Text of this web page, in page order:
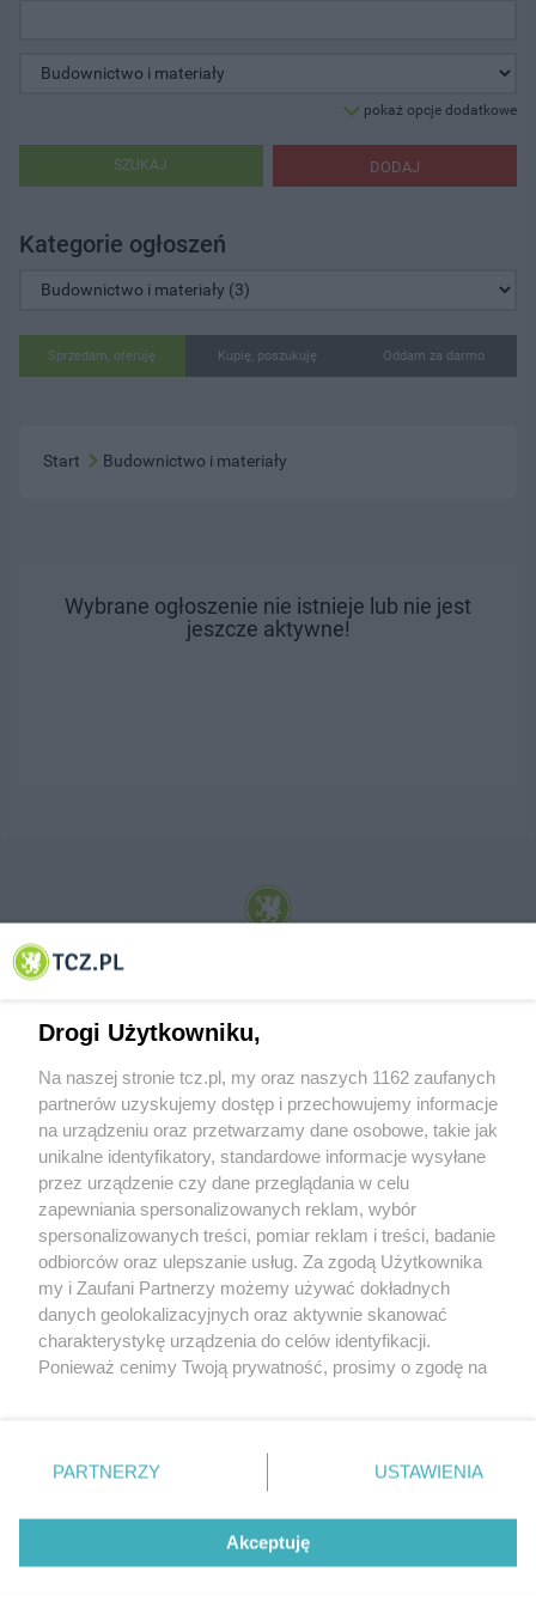
pokaż opcje dodatkowe
DODAJ
SZUKAJ
Kategorie ogłoszeń
Sprzedam, oferuję Kupię, poszukuję Oddam za darmo
Start Budownictwo i materiały
Wybrane ogłoszenie nie istnieje lub nie jest
jeszcze aktywne!
© 2001-2026 Tczew - TCZ.PL Sp. z o.o. Internetowy Serwis Informacyjny Miasta
O FIRMIE POLITYKA PRYWATNOŚCI HOSTING
REKLAMA WSPÓŁPRACA RSS FACEBOOK KONTAKT
Nasze serwisy
Aktualności
Tcz24
Historia miasta
Muzyka i kultura
Archiwum wydarzeń
Zdjęcia miasta
Drogi Użytkowniku,
Na naszej stronie tcz.pl, my oraz naszych 1162 zaufanych
partnerów uzyskujemy dostęp i przechowujemy informacje
na urządzeniu oraz przetwarzamy dane osobowe, takie jak
unikalne identyfikatory, standardowe informacje wysyłane
przez urządzenie czy dane przeglądania w celu
zapewniania spersonalizowanych reklam, wybór
spersonalizowanych treści, pomiar reklam i treści, badanie
odbiorców oraz ulepszanie usług. Za zgodą Użytkownika
my i Zaufani Partnerzy możemy używać dokładnych
danych geolokalizacyjnych oraz aktywnie skanować
charakterystykę urządzenia do celów identyfikacji.
Ponieważ cenimy Twoją prywatność, prosimy o zgodę na
znajdujący się w lewym dolnym rogu strony
. Niektóre
przetwarzaniu. Preferencje będą miały zastosowania tylko
PARTNERZY USTAWIENIA
Akceptuję